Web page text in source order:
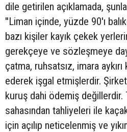
dile getirilen açıklamada,
''Liman içinde, yüzde 90'ı
bazı kişiler kayık çekek
gerekçeye ve sözleşmeye
çatma, ruhsatsız, imara
ederek işgal etmişlerdir.
kuruş dahi ödemiş değillerdir.
sahasından tahliyeleri ile kaçak
için açılıp neticelenmiş ve